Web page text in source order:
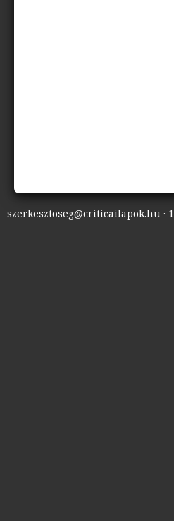
szerkesztoseg@criticailapok.hu ·